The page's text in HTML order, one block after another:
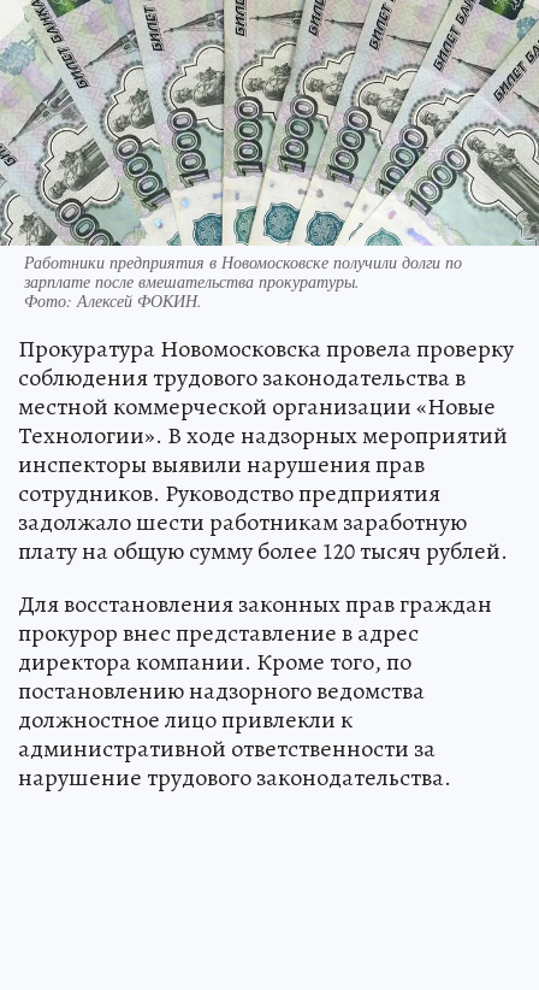
Работники предприятия в Новомосковске получили долги по
зарплате после вмешательства прокуратуры.
Фото: Алексей ФОКИН.
Прокуратура Новомосковска провела проверку
соблюдения трудового законодательства в
местной коммерческой организации «Новые
Технологии». В ходе надзорных мероприятий
инспекторы выявили нарушения прав
сотрудников. Руководство предприятия
задолжало шести работникам заработную
плату на общую сумму более 120 тысяч рублей.
Для восстановления законных прав граждан
прокурор внес представление в адрес
директора компании. Кроме того, по
постановлению надзорного ведомства
должностное лицо привлекли к
административной ответственности за
нарушение трудового законодательства.